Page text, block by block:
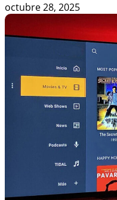
octubre 28, 2025